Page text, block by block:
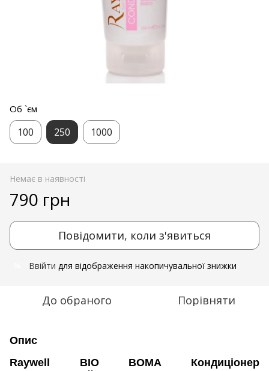
Об `єм
100 250 1000
Немає в наявності
790 грн
Повідомити, коли з'явиться
Ввійти для відображення накопичувальної знижки
До обраного Порівняти
Опис
Raywell BIO BOMA Кондиціонер